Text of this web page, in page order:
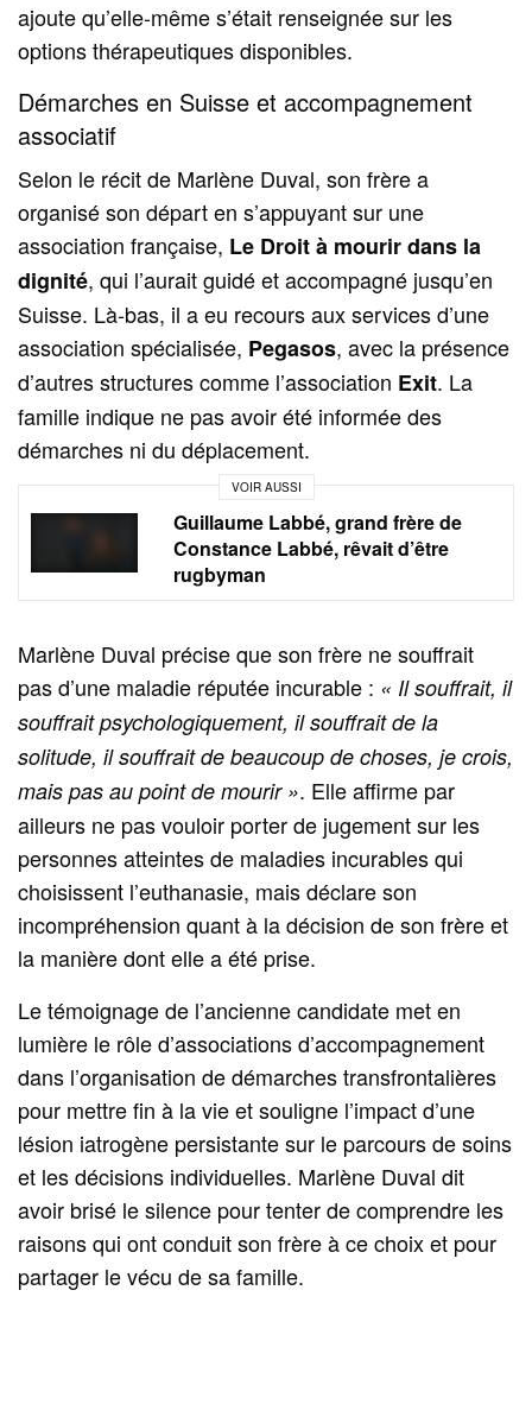
ajoute qu’elle-même s’était renseignée sur les
options thérapeutiques disponibles.
Démarches en Suisse et accompagnement
associatif
Selon le récit de Marlène Duval, son frère a
organisé son départ en s’appuyant sur une
association française, Le Droit à mourir dans la
dignité, qui l’aurait guidé et accompagné jusqu’en
Suisse. Là‑bas, il a eu recours aux services d’une
association spécialisée, Pegasos, avec la présence
d’autres structures comme l’association Exit. La
famille indique ne pas avoir été informée des
démarches ni du déplacement.
VOIR AUSSI
Guillaume Labbé, grand frère de
Constance Labbé, rêvait d’être
rugbyman
Marlène Duval précise que son frère ne souffrait
pas d’une maladie réputée incurable : « Il souffrait, il
souffrait psychologiquement, il souffrait de la
solitude, il souffrait de beaucoup de choses, je crois,
mais pas au point de mourir ». Elle affirme par
ailleurs ne pas vouloir porter de jugement sur les
personnes atteintes de maladies incurables qui
choisissent l’euthanasie, mais déclare son
incompréhension quant à la décision de son frère et
la manière dont elle a été prise.
Le témoignage de l’ancienne candidate met en
lumière le rôle d’associations d’accompagnement
dans l’organisation de démarches transfrontalières
pour mettre fin à la vie et souligne l’impact d’une
lésion iatrogène persistante sur le parcours de soins
et les décisions individuelles. Marlène Duval dit
avoir brisé le silence pour tenter de comprendre les
raisons qui ont conduit son frère à ce choix et pour
partager le vécu de sa famille.